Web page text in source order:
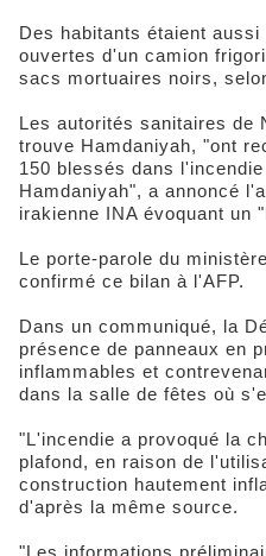
Des habitants étaient
ouvertes d'un camion
sacs mortuaires noirs,
Les autorités sanitaires de
trouve Hamdaniyah, "ont
150 blessés dans
Hamdaniyah", a annoncé
irakienne INA évoquant un
Le porte-parole du
confirmé ce bilan à l'AFP.
Dans un communiqué, la
présence de panneaux en
inflammables et
dans la salle de fêtes où
"L'incendie a provoqué la
plafond, en raison de
construction hautement
d'après la même source.